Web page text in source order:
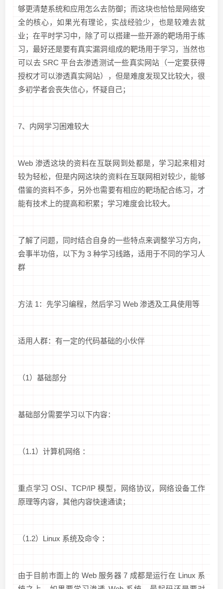
够更清楚系统和应用怎么去防御；而这块也恰恰是网络安
全的核心，如果光有理论，实战经验少，也是较难去就
业；在平时学习中，除了可以搭建一些开源的靶场用于练
习，最好还是要有真实漏洞组成的靶场用于学习，当然也
可以去 SRC 平台去渗透测试一些真实网站（一定要获得
授权才可以渗透真实网站），但是难度发现又比较大，很
多初学者会丧失信心，怀疑自己；
7、内网学习困难较大
Web 渗透这块的资料在互联网到处都是，学习起来相对
较为轻松，但是内网这块的资料在互联网相对较少，能够
借鉴的资料不多，另外也需要有相应的靶场配合练习，才
能有技术上的提高和积累；学习难度会比较大。
了解了问题，同时结合自身的一些特点来调整学习方向，
会事半功倍，以下为 3 种学习线路，适用于不同的学习人
群
方法 1：先学习编程，然后学习 Web 渗透及工具使用等
适用人群：有一定的代码基础的小伙伴
（1）基础部分
基础部分需要学习以下内容：
（1.1）计算机网络 ：
重点学习 OSI、TCP/IP 模型，网络协议，网络设备工作
原理等内容，其他内容快速通读；
（1.2）Linux 系统及命令 ：
由于目前市面上的 Web 服务器 7 成都是运行在 Linux 系